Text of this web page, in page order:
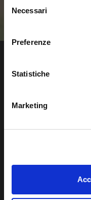
delNecessari
Preferenze
Statistiche
Marketing
Contattaci
innovativo di gestione
© 04803580267 |Privacy